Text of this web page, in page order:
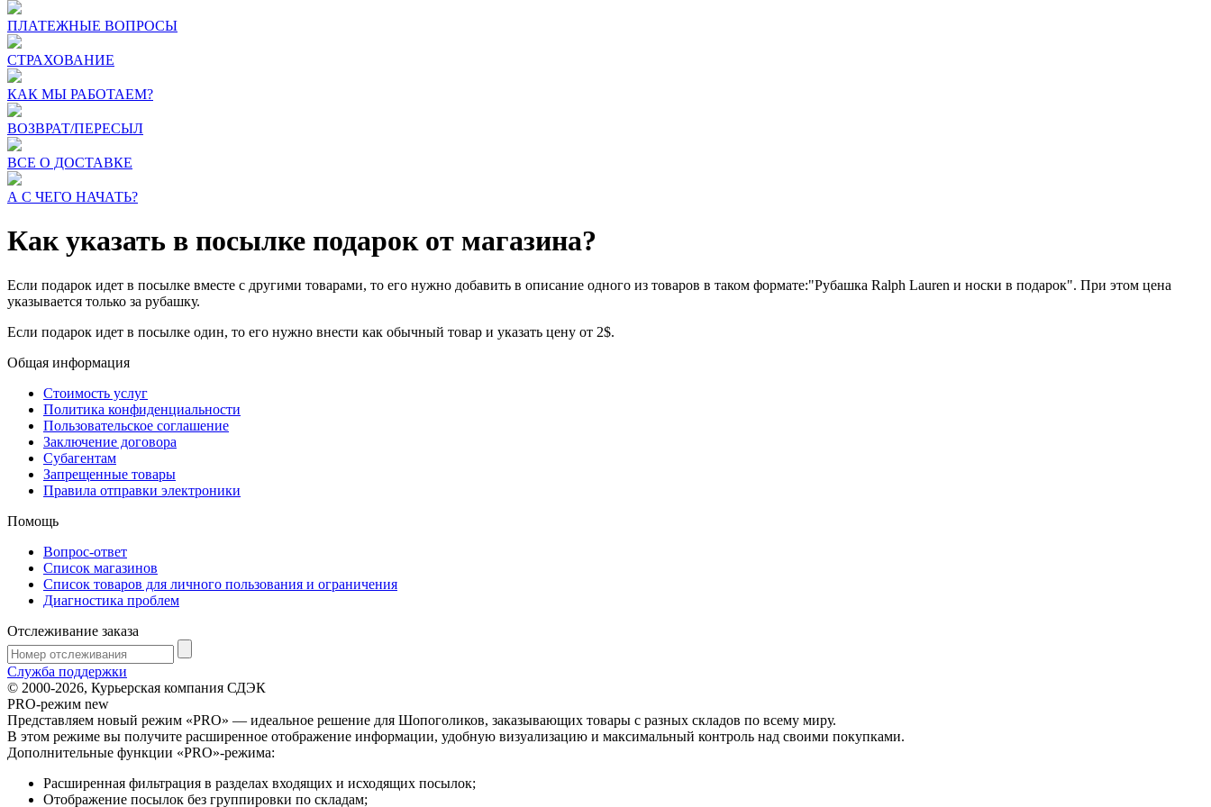
ПЛАТЕЖНЫЕ ВОПРОСЫ
СТРАХОВАНИЕ
КАК МЫ РАБОТАЕМ?
ВОЗВРАТ/ПЕРЕСЫЛ
ВСЕ О ДОСТАВКЕ
А С ЧЕГО НАЧАТЬ?
Как указать в посылке подарок от магазина?
Если подарок идет в посылке вместе с другими товарами, то его нужно добавить в описание одного из товаров в таком формате:"Рубашка Ralph Lauren и носки в подарок". При этом цена
указывается только за рубашку.
Если подарок идет в посылке один, то его нужно внести как обычный товар и указать цену от 2$.
Общая информация
Стоимость услуг
Политика конфиденциальности
Пользовательское соглашение
Заключение договора
Субагентам
Запрещенные товары
Правила отправки электроники
Помощь
Вопрос-ответ
Список магазинов
Список товаров для личного пользования и ограничения
Диагностика проблем
Отслеживание заказа
Служба поддержки
© 2000-2026, Курьерская компания СДЭК
PRO-режим new
Представляем новый режим «PRO» — идеальное решение для Шопоголиков, заказывающих товары с разных складов по всему миру.
В этом режиме вы получите расширенное отображение информации, удобную визуализацию и максимальный контроль над своими покупками.
Дополнительные функции «PRO»-режима:
Расширенная фильтрация в разделах входящих и исходящих посылок;
Отображение посылок без группировки по складам;